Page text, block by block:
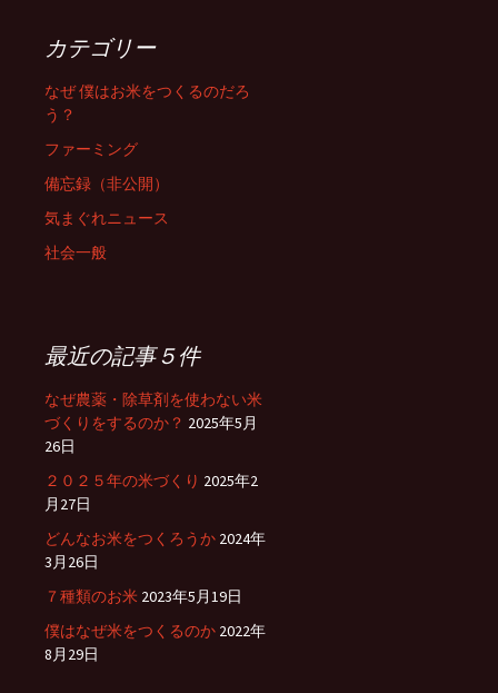
ビ
ゲ
ー
シ
ン
カテゴリー
なぜ 僕はお米をつくるのだろ
う？
ファーミング
備忘録（非公開）
気まぐれニュース
社会一般
最近の記事５件
なぜ農薬・除草剤を使わない米
づくりをするのか？ 2025年5月
26日
２０２５年の米づくり 2025年2
月27日
どんなお米をつくろうか 2024年
3月26日
７種類のお米 2023年5月19日
僕はなぜ米をつくるのか 2022年
8月29日